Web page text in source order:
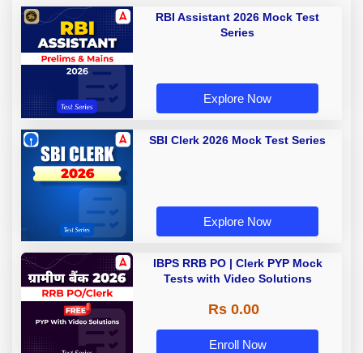
RBI Assistant 2026 Mock Test
Series
Explore Now
SBI Clerk 2026 Mock Test Series
Explore Now
IBPS RRB PO | Clerk PYP Mock
Tests with Video Solutions
Rs 0.00
Enroll Now